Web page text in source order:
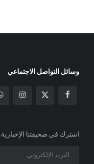
وسائل التواصل الاجتماعي
اشترك في صحيفتنا الإخبارية